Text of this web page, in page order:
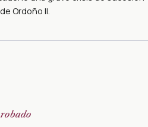
Ordoño II.